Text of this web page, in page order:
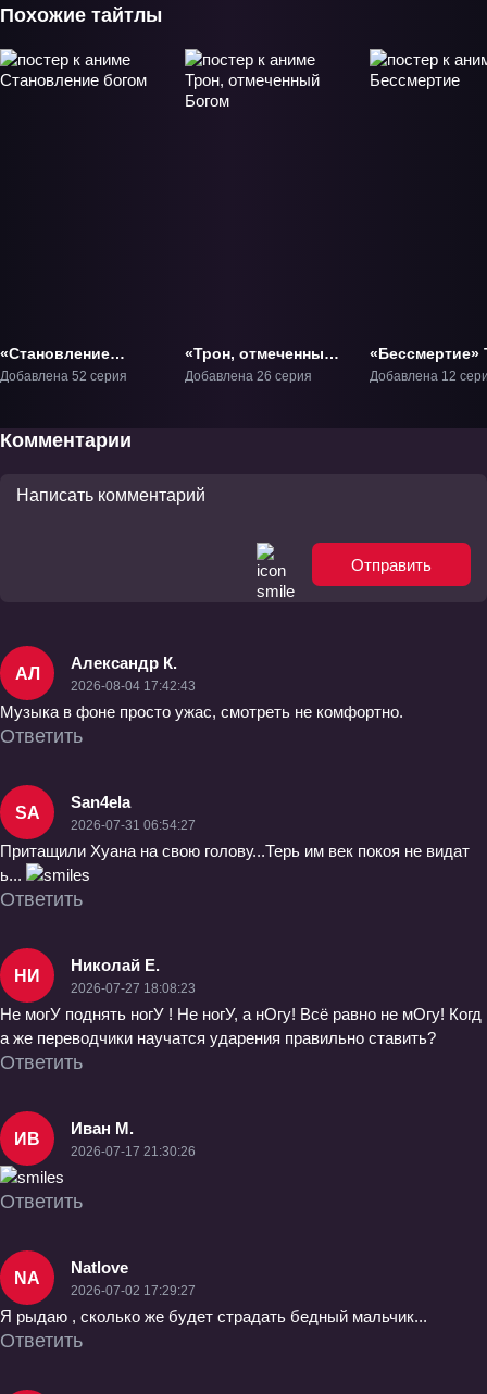
Похожие тайтлы
«Становление
богом» ТВ-1
Добавлена 52 серия
«Трон, отмеченный
Богом» ТВ-1
Добавлена 26 серия
«Бессмертие»
Добавлена 12
Комментарии
Отправить
АЛ
Александр К.
2026-08-04 17:42:43
Музыка в фоне просто ужас, смотреть не комфортно.
Ответить
SA
San4ela
2026-07-31 06:54:27
Притащили Хуана на свою голову...Терь им век покоя не видат
ь...
Ответить
НИ
Николай Е.
2026-07-27 18:08:23
Не могУ поднять ногУ ! Не ногУ, а нОгу! Всё равно не мОгу! Когд
а же переводчики научатся ударения правильно ставить?
Ответить
ИВ
Иван М.
2026-07-17 21:30:26
Ответить
NA
Natlove
2026-07-02 17:29:27
Я рыдаю , сколько же будет страдать бедный мальчик...
Ответить